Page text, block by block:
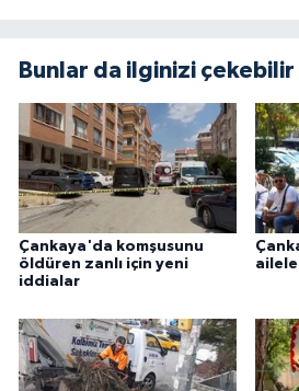
Bunlar da ilginizi çekebilir
Çankaya'da komşusunu
öldüren zanlı için yeni
iddialar